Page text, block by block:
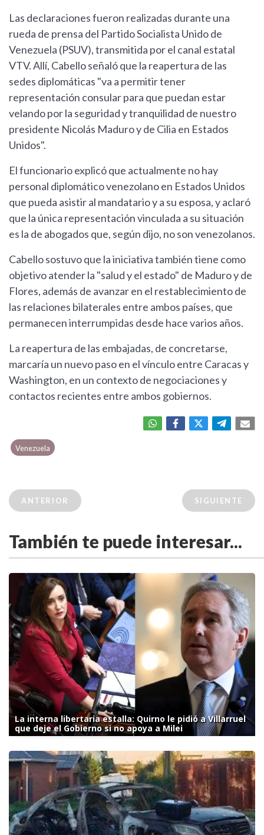
Las declaraciones fueron realizadas durante una
rueda de prensa del Partido Socialista Unido de
Venezuela (PSUV), transmitida por el canal estatal
VTV. Allí, Cabello señaló que la reapertura de las
sedes diplomáticas "va a permitir tener
representación consular para que puedan estar
velando por la seguridad y tranquilidad de nuestro
presidente Nicolás Maduro y de Cilia en Estados
Unidos".
El funcionario explicó que actualmente no hay
personal diplomático venezolano en Estados Unidos
que pueda asistir al mandatario y a su esposa, y aclaró
que la única representación vinculada a su situación
es la de abogados que, según dijo, no son venezolanos.
Cabello sostuvo que la iniciativa también tiene como
objetivo atender la "salud y el estado" de Maduro y de
Flores, además de avanzar en el restablecimiento de
las relaciones bilaterales entre ambos países, que
permanecen interrumpidas desde hace varios años.
La reapertura de las embajadas, de concretarse,
marcaría un nuevo paso en el vínculo entre Caracas y
Washington, en un contexto de negociaciones y
contactos recientes entre ambos gobiernos.
Venezuela
ANTERIOR SIGUIENTE
También te puede interesar...
La interna libertaria estalla: Quirno le pidió a Villarruel
que deje el Gobierno si no apoya a Milei